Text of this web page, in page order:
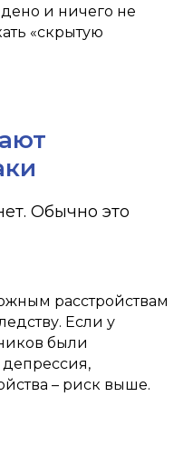
и ничего не
«скрытую
Обычно это
расстройствам
Если у
были
депрессия,
– риск выше.